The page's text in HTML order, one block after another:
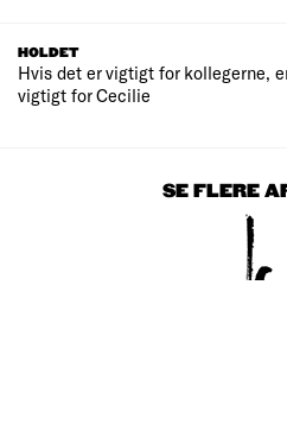
HOLDET
Hvis det er vigtigt for kollegerne,
vigtigt for Cecilie
SE FLERE